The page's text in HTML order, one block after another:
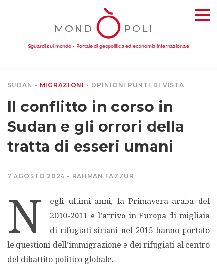
MOND POLI
Sguardi sul mondo - Portale di geopolitica ed economia internazionale
AMBIENTE
CONFLITTI
DONNE
ECONOMIA
MIGRAZIONI
POVERTÀ
SUDAN MIGRAZIONI OPINIONI PUNTI DI VISTA
Il conflitto in corso in
Sudan e gli orrori della
tratta di esseri umani
7 AGOSTO 2024 RAHMAN FAZZUR
N
egli ultimi anni, la Primavera araba del
2010-2011 e l’arrivo in Europa di migliaia
di rifugiati siriani nel 2015 hanno portato
le questioni dell’immigrazione e dei rifugiati al centro
del dibattito politico globale.